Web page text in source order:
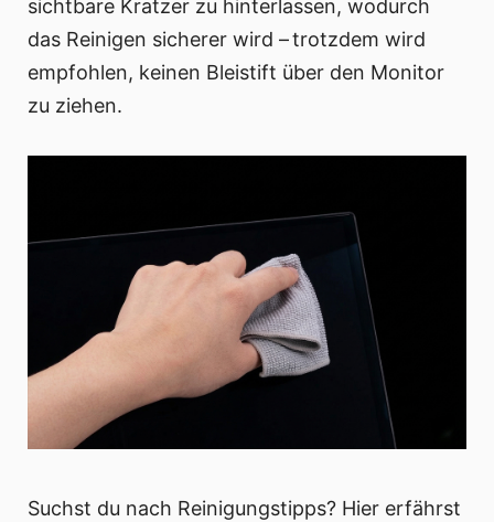
sichtbare Kratzer zu hinterlassen, wodurch
das Reinigen sicherer wird – trotzdem wird
empfohlen, keinen Bleistift über den Monitor
zu ziehen.
Suchst du nach Reinigungstipps? Hier erfährst